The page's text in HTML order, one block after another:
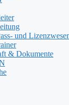
und
& Dokumente